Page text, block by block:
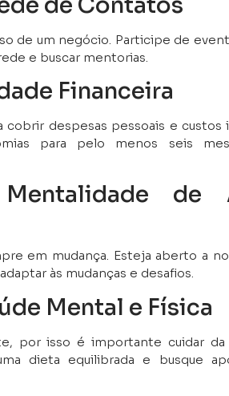
de um negócio. Participe de
e buscar mentorias.
Financeira
cobrir despesas pessoais e
para pelo menos seis
de
em mudança. Esteja aberto a
às mudanças e desafios.
Mental e Física
por isso é importante cuidar da
dieta equilibrada e busque